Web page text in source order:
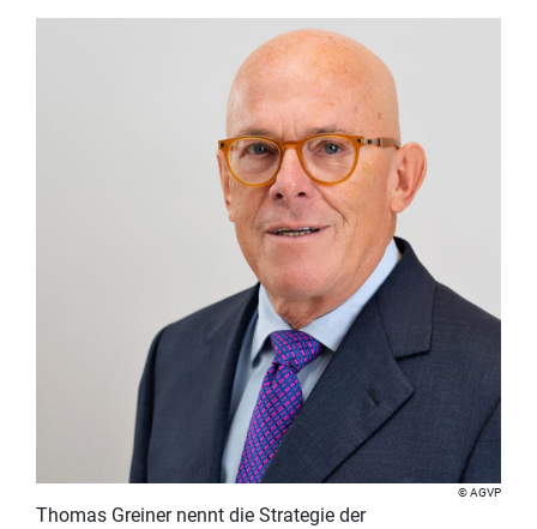
AGVP
Thomas Greiner nennt die Strategie der